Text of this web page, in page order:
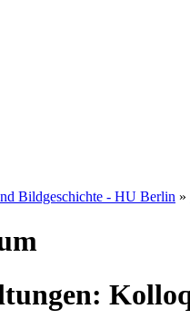
Bildgeschichte - HU Berlin »